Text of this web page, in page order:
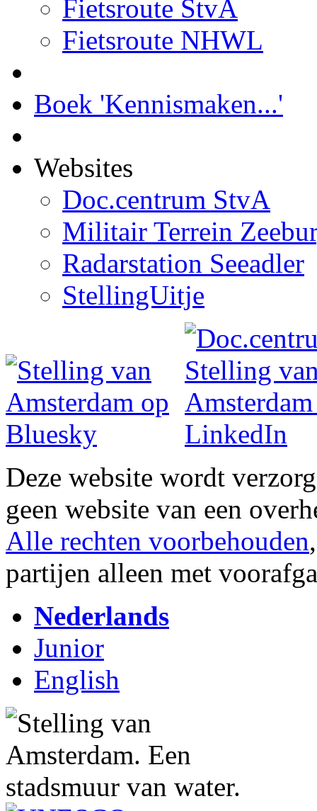
Fietsroute StvA
Fietsroute NHWL
Boek 'Kennismaken...'
Websites
Doc.centrum StvA
Militair Terrein
Radarstation Seeadler
StellingUitje
Deze website wordt
geen website van een
Alle rechten voorbehouden
partijen alleen met
Nederlands
Junior
English